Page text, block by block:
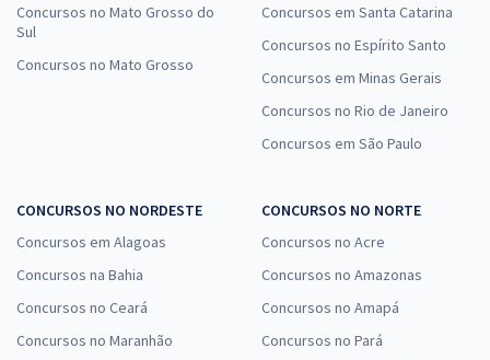
Concursos no Mato Grosso do
Sul
Concursos no Mato Grosso
Concursos em Santa Catarina
Concursos no Espírito Santo
Concursos em Minas Gerais
Concursos no Rio de Janeiro
Concursos em São Paulo
CONCURSOS NO NORDESTE
Concursos em Alagoas
Concursos na Bahia
Concursos no Ceará
Concursos no Maranhão
CONCURSOS NO NORTE
Concursos no Acre
Concursos no Amazonas
Concursos no Amapá
Concursos no Pará